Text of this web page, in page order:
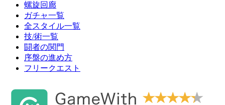
螺旋回廊
ガチャ一覧
全スタイル一覧
技/術一覧
闘者の関門
序盤の進め方
フリークエスト